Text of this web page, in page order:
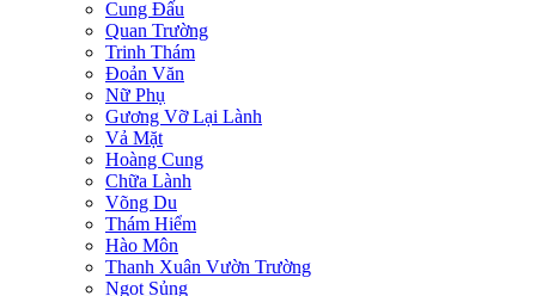
Cung Đấu
Quan Trường
Trinh Thám
Đoản Văn
Nữ Phụ
Gương Vỡ Lại Lành
Vả Mặt
Hoàng Cung
Chữa Lành
Võng Du
Thám Hiểm
Hào Môn
Thanh Xuân Vườn Trường
Ngọt Sủng